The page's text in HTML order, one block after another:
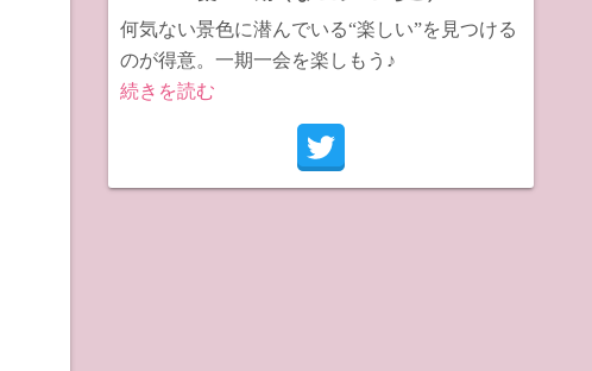
何気ない景色に潜んでいる“楽しい”を見つける
のが得意。一期一会を楽しもう♪
続きを読む